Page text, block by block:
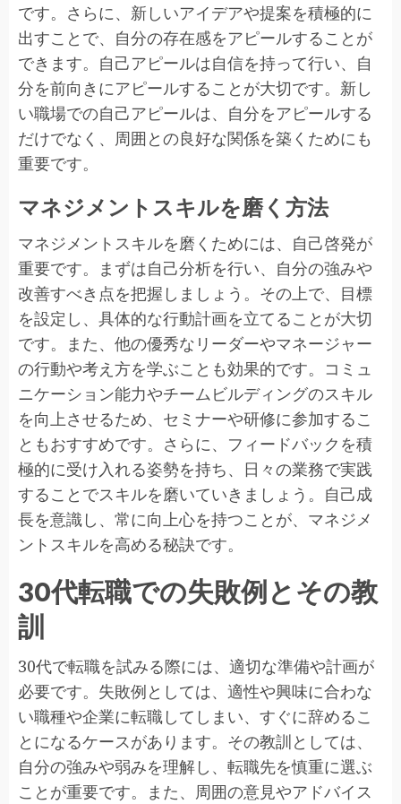
です。さらに、新しいアイデアや提案を積極的に
出すことで、自分の存在感をアピールすることが
できます。自己アピールは自信を持って行い、自
分を前向きにアピールすることが大切です。新し
い職場での自己アピールは、自分をアピールする
だけでなく、周囲との良好な関係を築くためにも
重要です。
マネジメントスキルを磨く方法
マネジメントスキルを磨くためには、自己啓発が
重要です。まずは自己分析を行い、自分の強みや
改善すべき点を把握しましょう。その上で、目標
を設定し、具体的な行動計画を立てることが大切
です。また、他の優秀なリーダーやマネージャー
の行動や考え方を学ぶことも効果的です。コミュ
ニケーション能力やチームビルディングのスキル
を向上させるため、セミナーや研修に参加するこ
ともおすすめです。さらに、フィードバックを積
極的に受け入れる姿勢を持ち、日々の業務で実践
することでスキルを磨いていきましょう。自己成
長を意識し、常に向上心を持つことが、マネジメ
ントスキルを高める秘訣です。
30代転職での失敗例とその教
訓
30代で転職を試みる際には、適切な準備や計画が
必要です。失敗例としては、適性や興味に合わな
い職種や企業に転職してしまい、すぐに辞めるこ
とになるケースがあります。その教訓としては、
自分の強みや弱みを理解し、転職先を慎重に選ぶ
ことが重要です。また、周囲の意見やアドバイス